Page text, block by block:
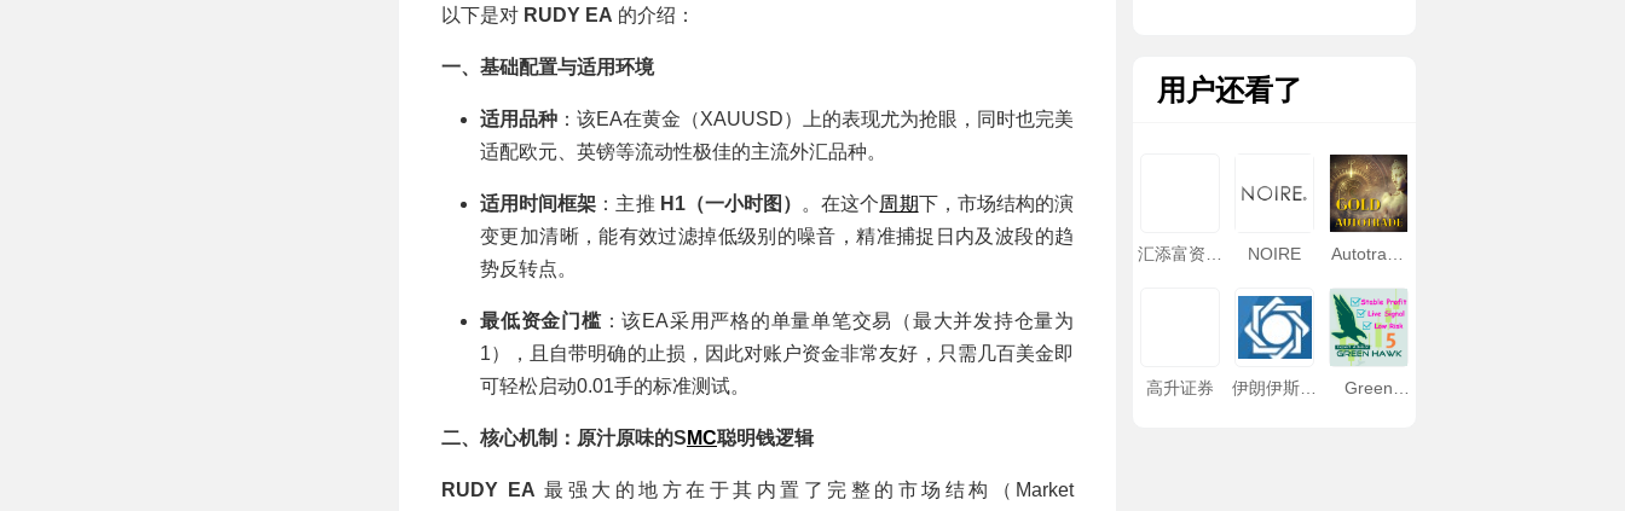
以下是对 RUDY EA 的介绍：
一、基础配置与适用环境
适用品种 ：该EA在黄金（XAUUSD）上的表现尤为抢眼，同时也完美
适配欧元、英镑等流动性极佳的主流外汇品种。
适用时间框架 ：主推 H1（一小时图） 。在这个周期下，市场结构的演
变更加清晰，能有效过滤掉低级别的噪音，精准捕捉日内及波段的趋
势反转点。
最低资金门槛：该EA采用严格的单量单笔交易（最大并发持仓量为
1），且自带明确的止损，因此对账户资金非常友好，只需几百美金即
可轻松启动0.01手的标准测试。
二、核心机制：原汁原味的S MC聪明钱逻辑
RUDY EA 最强大的地方在于其内置了完整的市场结构（Market
用户还看了
汇添富资产
NOIRE
Autotrade
参数
高升证券
伊朗伊斯兰
Green